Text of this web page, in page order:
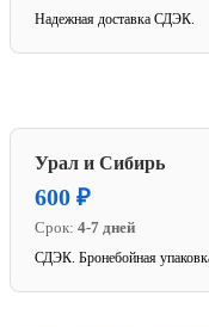
Надежная доставка СДЭК.
Урал и Сибирь
600 ₽
Срок: 4-7 дней
СДЭК. Бронебойная